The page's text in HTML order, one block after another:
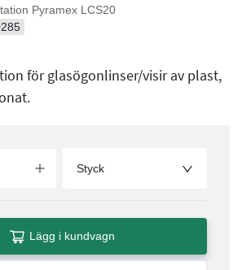
Pyramex LCS20
för glasögonlinser/visir av plast,
Styck
Lägg i kundvagn